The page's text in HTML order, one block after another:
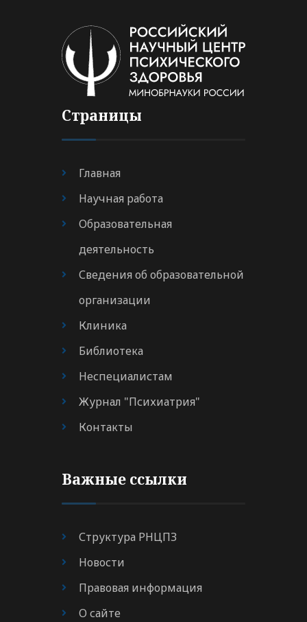
Страницы
Главная
Научная работа
Образовательная
деятельность
Сведения об образовательной
организации
Клиника
Библиотека
Неспециалистам
Журнал "Психиатрия"
Контакты
Важные ссылки
Структура РНЦПЗ
Новости
Правовая информация
О сайте